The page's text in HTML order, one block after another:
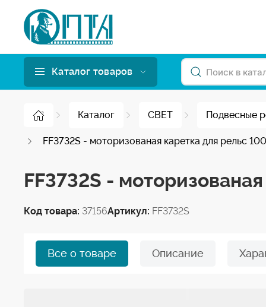
Каталог товаров
Каталог СВЕТ Подвесные
FF3732S - моторизованая каретка для рельс
FF3732S -
Код товара: 37156Артикул: FF3732S
Все о товаре Описание